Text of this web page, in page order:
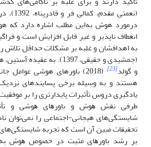
(نعمتی
درمورد هوش به‌این مطلب اشاره دارد که
انعطافناپذیر و غیر قابل افزایش است و
به اهدافشان و غلبه بر مشکلات حداقل تلاش
(جمشیدی و حقیقی، 1397). به
و گولد[23]
(2018) باورهای هوشی عوامل
هستند و به وسیله برخی پسایندهای نزدیک
یادگیری دروس تأثیرات پایدارتری را بر
ﻃﺮﻓﯽ ﻧﻘﺶ ﻫﻮش و ﺑﺎورﻫﺎی ﻫﻮﺷﯽ و
شایستگی‌های هیجانی-اجتماعی را ﻧﻤﯽﺗﻮان
ﺗﺤﻘﯿﻘﺎت ﻣﺒﯿﻦ آن اﺳﺖ ﮐﻪ تجربه
بر رشد ﺑﺎورﻫﺎی مثبت در خصوص ﻫﻮش